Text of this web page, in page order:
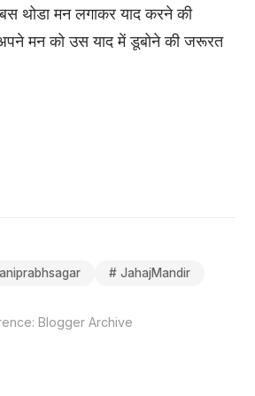
थोडा मन लगाकर याद करने की
मन को उस याद में डूबोने की जरूरत
# JahajMandir
Blogger Archive